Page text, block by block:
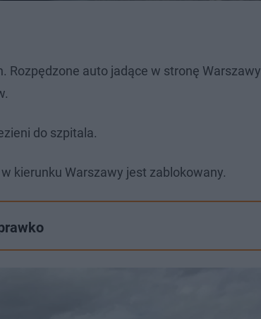
Rozpędzone auto jadące w stronę Warszawy
do szpitala.
kierunku Warszawy jest zablokowany.